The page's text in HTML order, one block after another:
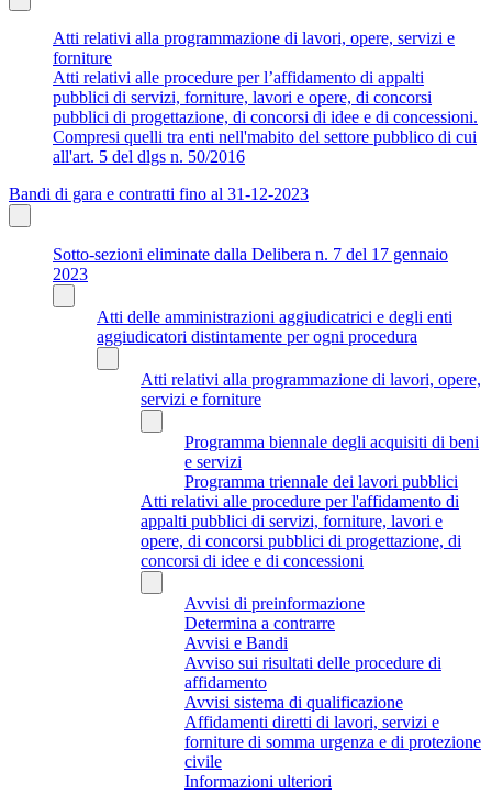
Atti relativi alla programmazione di lavori, opere, servizi e
forniture
Atti relativi alle procedure per l’affidamento di appalti
pubblici di servizi, forniture, lavori e opere, di concorsi
pubblici di progettazione, di concorsi di idee e di concessioni.
Compresi quelli tra enti nell'mabito del settore pubblico di cui
all'art. 5 del dlgs n. 50/2016
Bandi di gara e contratti fino al 31-12-2023
Sotto-sezioni eliminate dalla Delibera n. 7 del 17 gennaio
2023
Atti delle amministrazioni aggiudicatrici e degli enti
aggiudicatori distintamente per ogni procedura
Atti relativi alla programmazione di lavori, opere,
servizi e forniture
Programma biennale degli acquisiti di beni
e servizi
Programma triennale dei lavori pubblici
Atti relativi alle procedure per l'affidamento di
appalti pubblici di servizi, forniture, lavori e
opere, di concorsi pubblici di progettazione, di
concorsi di idee e di concessioni
Avvisi di preinformazione
Determina a contrarre
Avvisi e Bandi
Avviso sui risultati delle procedure di
affidamento
Avvisi sistema di qualificazione
Affidamenti diretti di lavori, servizi e
forniture di somma urgenza e di protezione
civile
Informazioni ulteriori